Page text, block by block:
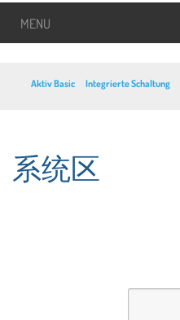
MENU
Aktiv Basic Integrierte Schaltung
系统区